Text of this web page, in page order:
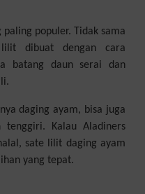
populer. Tidak sama
dibuat dengan cara
batang daun serai dan
daging ayam, bisa juga
Kalau Aladiners
sate lilit daging ayam
yang tepat.